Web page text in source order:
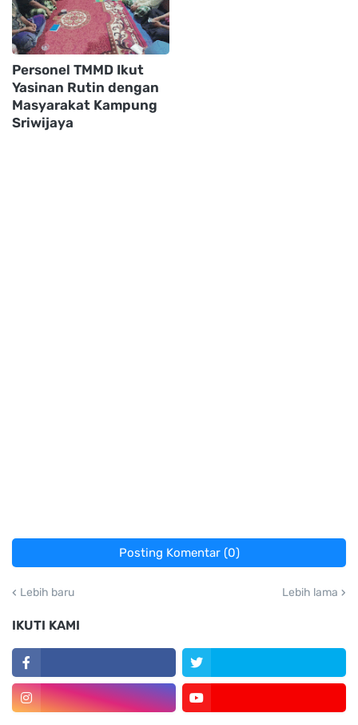
Personel TMMD Ikut
Yasinan Rutin dengan
Masyarakat Kampung
Sriwijaya
Posting Komentar (0)
Lebih baru Lebih lama
IKUTI KAMI